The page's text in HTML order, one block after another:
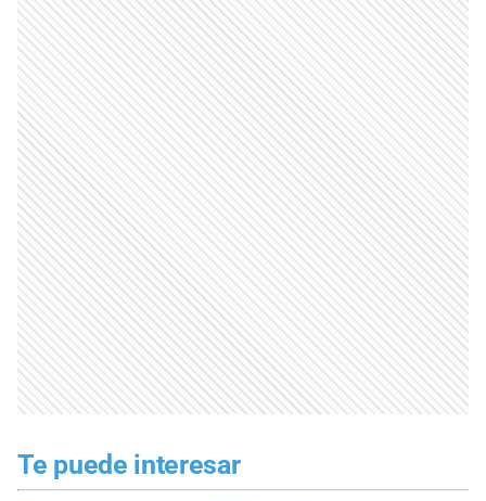
Te puede interesar